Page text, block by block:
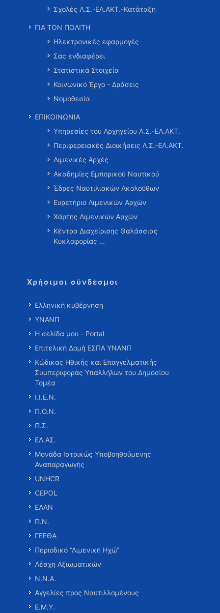
Σχολές Λ.Σ.-ΕΛ.ΑΚΤ.-Κατάταξη
ΓΙΑ ΤΟΝ ΠΟΛΙΤΗ
Ηλεκτρονικές εφαρμογές
Σας ενδιαφέρει
Στατιστικά Στοιχεία
Κοινωνικό Έργο - Δράσεις
Νομοθεσία
ΕΠΙΚΟΙΝΩΝΙΑ
Υπηρεσίες του Αρχηγείου Λ.Σ.-ΕΛ.ΑΚΤ.
Περιφερειακές Διοικήσεις Λ.Σ.-ΕΛ.ΑΚΤ.
Λιμενικές Αρχές
Ακαδημίες Εμπορικού Ναυτικού
Έδρες Ναυτιλιακών Ακολούθων
Ευρετήριο Λιμενικών Αρχών
Χάρτης Λιμενικών Αρχών
Κέντρα Διαχείρισης Θαλάσσιας
Κυκλοφορίας …
Χρήσιμοι σύνδεσμοι
Ελληνική κυβέρνηση
ΥΝΑΝΠ
Η σελίδα μου - Portal
Επιτελική Δομή ΕΣΠΑ ΥΝΑΝΠ
Κώδικας Ηθικής και Επαγγελματικής
Συμπεριφοράς Υπαλλήλων του Δημοσίου
Τομέα
Ι.Ι.Ε.Ν.
Π.Ο.Ν.
Π.Σ.
ΕΛ.ΑΣ.
Μονάδα Ιατρικώς Υποβοηθούμενης
Αναπαραγωγής
UNHCR
CEPOL
ΕΑΑΝ
Π.Ν.
ΓΕΕΘΑ
Περιοδικό “Λιμενική Ηχώ”
Λέσχη Αξιωματικών
Ν.Ν.Α.
Αγγελίες προς Ναυτιλλομένους
Ε.Μ.Υ.